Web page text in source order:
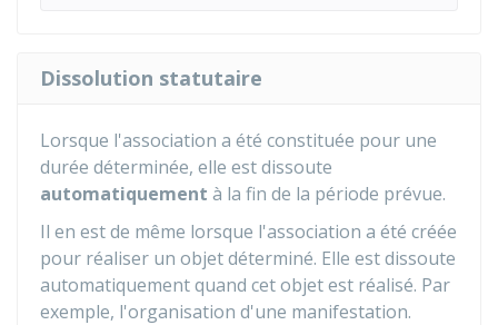
Dissolution statutaire
Lorsque l'association a été constituée pour une
durée déterminée, elle est dissoute
automatiquement à la fin de la période prévue.
Il en est de même lorsque l'association a été créée
pour réaliser un objet déterminé. Elle est dissoute
automatiquement quand cet objet est réalisé. Par
exemple, l'organisation d'une manifestation.